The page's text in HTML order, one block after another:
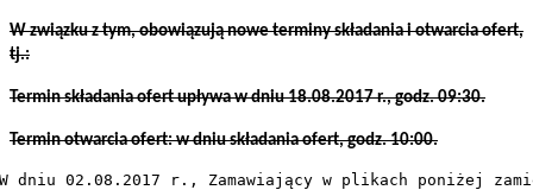
W związku z tym, obowiązują nowe terminy składania i otwarcia ofert,
tj.:
Termin składania ofert upływa w dniu 18.08.2017 r., godz. 09:30.
Termin otwarcia ofert: w dniu składania ofert, godz. 10:00.
W dniu 02.08.2017 r., Zamawiający w plikach poniżej